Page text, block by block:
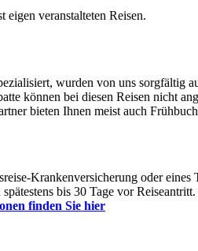
veranstalteten Reisen.
wurden von uns sorgfältig
können bei diesen Reisen nicht
bieten Ihnen meist auch
Krankenversicherung oder eines
bis 30 Tage vor
finden Sie hier